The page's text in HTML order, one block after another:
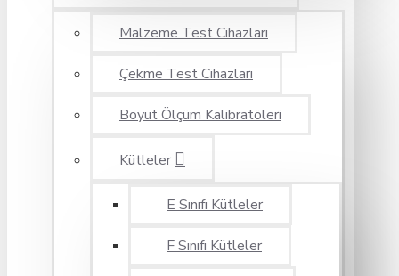
Malzeme Test Cihazları
Çekme Test Cihazları
Boyut Ölçüm Kalibratöleri
Kütleler
E Sınıfı Kütleler
F Sınıfı Kütleler